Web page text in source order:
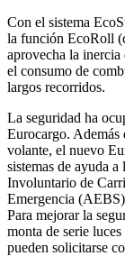
Con el sistema
la función EcoRoll
aprovecha la
el consumo de
largos recorridos.
La seguridad ha
Eurocargo. Además
volante, el nuevo
sistemas de ayuda
Involuntario de
Emergencia
Para mejorar la
monta de serie
pueden solicitarse